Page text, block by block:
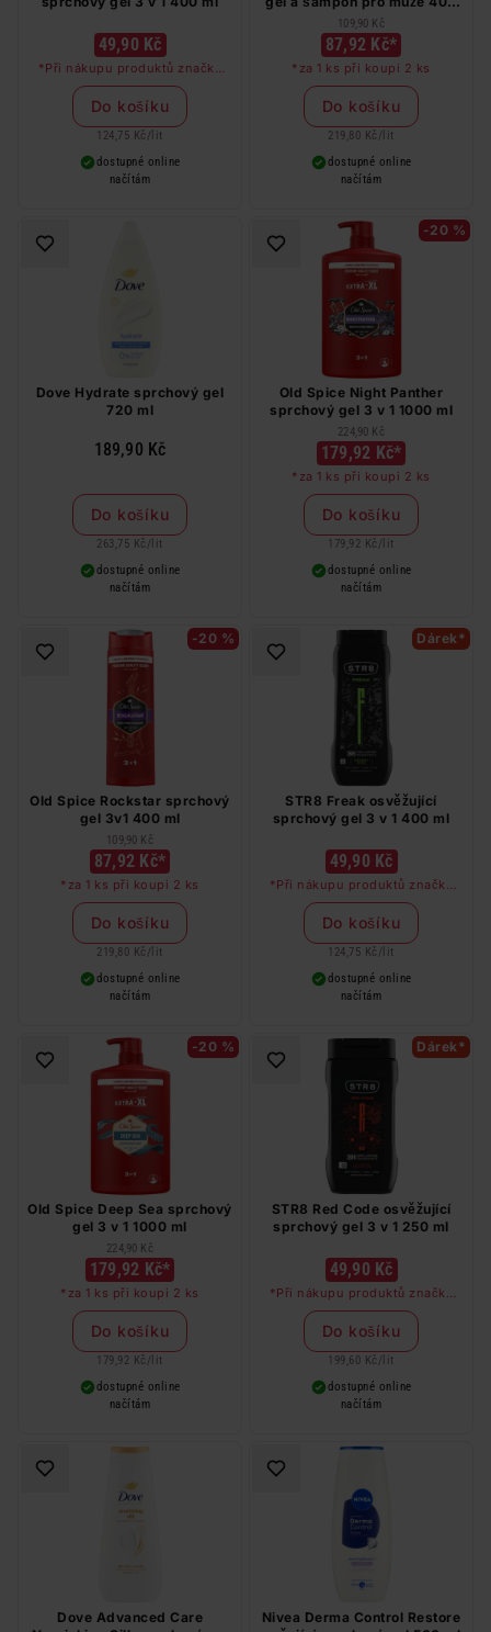
49,90 Kč
*Při nákupu produktů značky
STR8 v hodnotě nad 249 Kč
dostanete deodorant STR8 Red
Code jako dárek
Do košíku
124,75 Kč / lit
dostupné online
načítám
ml
109,90 Kč
87,92 Kč*
*za 1 ks při koupi 2 ks
Do košíku
219,80 Kč / lit
dostupné online
načítám
Dove Hydrate sprchový gel
720 ml
189,90 Kč
Do košíku
263,75 Kč / lit
dostupné online
načítám
-20 %
Old Spice Night Panther
sprchový gel 3 v 1 1000 ml
224,90 Kč
179,92 Kč*
*za 1 ks při koupi 2 ks
Do košíku
179,92 Kč / lit
dostupné online
načítám
-20 %
Old Spice Rockstar sprchový
gel 3v1 400 ml
109,90 Kč
87,92 Kč*
*za 1 ks při koupi 2 ks
Do košíku
219,80 Kč / lit
dostupné online
načítám
Dárek*
STR8 Freak osvěžující
sprchový gel 3 v 1 400 ml
49,90 Kč
*Při nákupu produktů značky
STR8 v hodnotě nad 249 Kč
dostanete deodorant STR8 Red
Code jako dárek
Do košíku
124,75 Kč / lit
dostupné online
načítám
-20 %
Old Spice Deep Sea sprchový
gel 3 v 1 1000 ml
224,90 Kč
179,92 Kč*
*za 1 ks při koupi 2 ks
Do košíku
179,92 Kč / lit
dostupné online
načítám
Dárek*
STR8 Red Code osvěžující
sprchový gel 3 v 1 250 ml
49,90 Kč
*Při nákupu produktů značky
STR8 v hodnotě nad 249 Kč
dostanete deodorant STR8 Red
Code jako dárek
Do košíku
199,60 Kč / lit
dostupné online
načítám
Dove Advanced Care
Nivea Derma Control Restore